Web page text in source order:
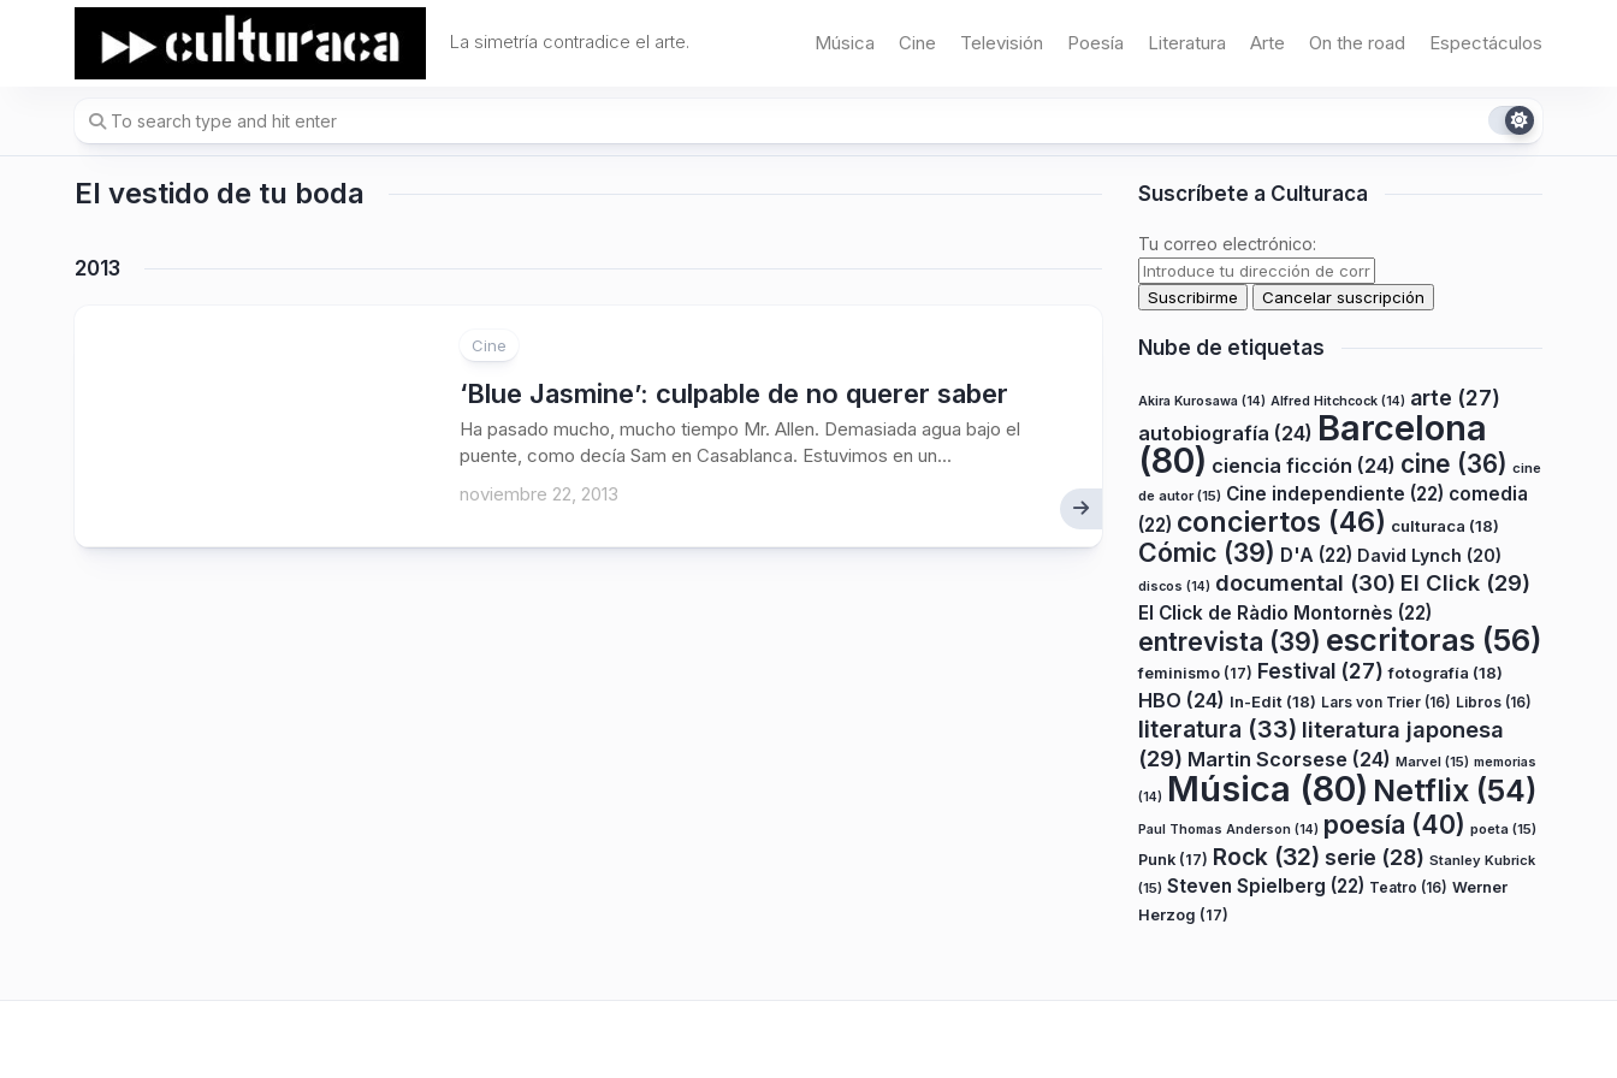
La simetría contradice el arte. Música Cine Televisión Poesía Literatura Arte On the road Espectáculos
El vestido de tu boda
2013
Cine
‘Blue Jasmine’: culpable de no querer saber
Ha pasado mucho, mucho tiempo Mr. Allen. Demasiada agua bajo el
puente, como decía Sam en Casablanca. Estuvimos en un...
noviembre 22, 2013
Suscríbete a Culturaca
Tu correo electrónico:
Nube de etiquetas
Akira Kurosawa (14) Alfred Hitchcock (14) arte (27)
autobiografía (24) Barcelona
(80) ciencia ficción (24) cine (36) cine
de autor(15) Cine independiente (22) comedia
(22) conciertos (46) culturaca (18)
Cómic (39) D'A (22) David Lynch (20)
discos (14) documental (30) El Click (29)
El Click de Ràdio Montornès (22)
entrevista (39) escritoras (56)
feminismo (17) Festival (27) fotografía (18)
HBO (24) In-Edit (18) Lars von Trier (16) Libros (16)
literatura (33) literatura japonesa
(29) Martin Scorsese (24) Marvel (15) memorias
(14) Música (80) Netflix (54)
Paul Thomas Anderson (14) poesía (40) poeta (15)
Punk (17) Rock (32) serie (28) Stanley Kubrick
(15) Steven Spielberg (22) Teatro (16) Werner
Herzog (17)